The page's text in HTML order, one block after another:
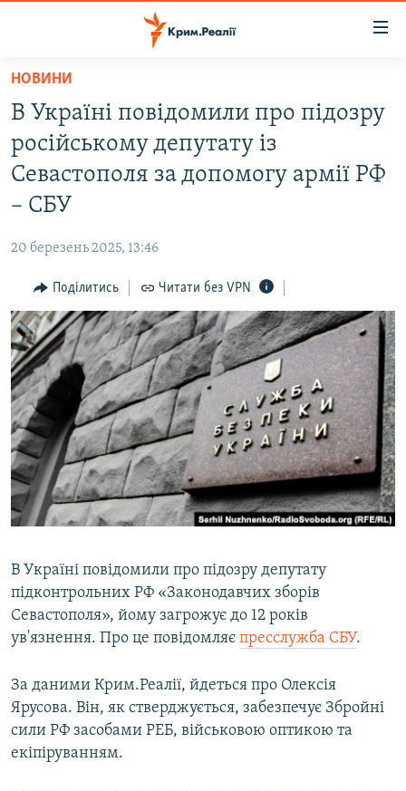
Перейти
основного
матеріалу
Перейти
до
основної
Перейти
пошуку
ВОДА.КРИМ
ВІДЕО ТА ФОТО
ПОЛІТИКА
ПОГЛЯД
ІНТЕРВ'Ю
ВСЕ ЗА ДЕНЬ
СПЕЦПРОЕКТИ
ДЕПОРТАЦІЯ
ВІДЕОУРОКИ «ELIFBE»
СВІДЧЕННЯ ОКУПАЦІЇ
УКРАЇНСЬКА ПРОБЛЕМА КРИМУ
ІНФОГРАФІКА
ЯК ОБІЙТИ БЛОКУВАННЯ
Русский
Qırımtatar
ДОЛУЧАЙСЯ!
Усі сайти RFE/RL
НОВИНИ
В Україні повідомили про підозру
російському депутату із
Севастополя за допомогу армії РФ
– СБУ
20 березень 2025, 13:46
Поділитись Читати без VPN
В Україні повідомили про підозру депутату
підконтрольних РФ «Законодавчих зборів
Севастополя», йому загрожує до 12 років
ув'язнення. Про це повідомляє пресслужба СБУ.
За даними Крим.Реалії, йдеться про Олексія
Ярусова. Він, як стверджується, забезпечує Збройні
сили РФ засобами РЕБ, військовою оптикою та
екіпіруванням.